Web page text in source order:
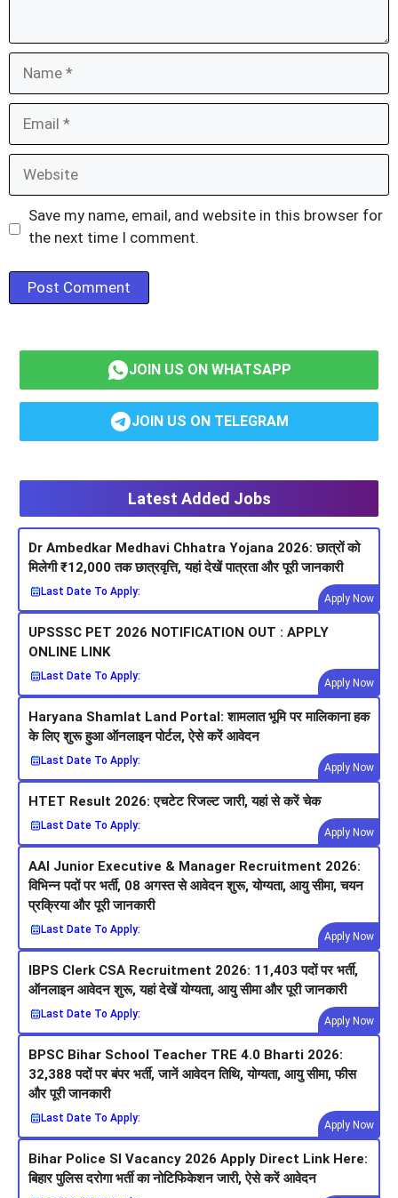
Save my name, email, and website in this browser for
the next time I comment.
JOIN US ON WHATSAPP
JOIN US ON TELEGRAM
Latest Added Jobs
Dr Ambedkar Medhavi Chhatra Yojana 2026: छात्रों को
मिलेगी ₹12,000 तक छात्रवृत्ति, यहां देखें पात्रता और पूरी जानकारी
Last Date To Apply:
Apply Now
UPSSSC PET 2026 NOTIFICATION OUT : APPLY
ONLINE LINK
Last Date To Apply:
Apply Now
Haryana Shamlat Land Portal: शामलात भूमि पर मालिकाना हक
के लिए शुरू हुआ ऑनलाइन पोर्टल, ऐसे करें आवेदन
Last Date To Apply:
Apply Now
HTET Result 2026: एचटेट रिजल्ट जारी, यहां से करें चेक
Last Date To Apply:
Apply Now
AAI Junior Executive & Manager Recruitment 2026:
विभिन्न पदों पर भर्ती, 08 अगस्त से आवेदन शुरू, योग्यता, आयु सीमा, चयन
प्रक्रिया और पूरी जानकारी
Last Date To Apply:
Apply Now
IBPS Clerk CSA Recruitment 2026: 11,403 पदों पर भर्ती,
ऑनलाइन आवेदन शुरू, यहां देखें योग्यता, आयु सीमा और पूरी जानकारी
Last Date To Apply:
Apply Now
BPSC Bihar School Teacher TRE 4.0 Bharti 2026:
32,388 पदों पर बंपर भर्ती, जानें आवेदन तिथि, योग्यता, आयु सीमा, फीस
और पूरी जानकारी
Last Date To Apply:
Apply Now
Bihar Police SI Vacancy 2026 Apply Direct Link Here:
बिहार पुलिस दरोगा भर्ती का नोटिफिकेशन जारी, ऐसे करें आवेदन